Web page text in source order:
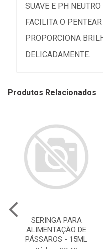
SUAVE E PH
FACILITA O
PROPORCIONA
DELICADAMENTE.
Produtos Relacionados
SERINGA PARA
ALIMENTAÇÃO DE
PÁSSAROS - 15ML